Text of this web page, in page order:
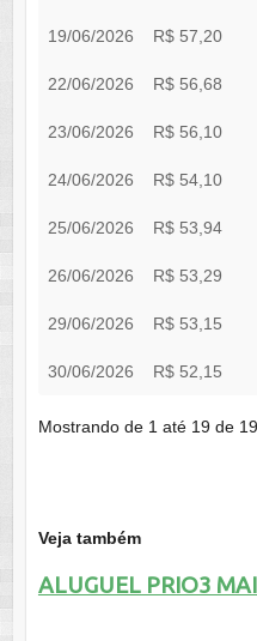
19/06/2026 R$ 57,20
22/06/2026 R$ 56,68
23/06/2026 R$ 56,10
24/06/2026 R$ 54,10
25/06/2026 R$ 53,94
26/06/2026 R$ 53,29
29/06/2026 R$ 53,15
30/06/2026 R$ 52,15
Mostrando de 1 até 19 de
Veja também
ALUGUEL PRIO3